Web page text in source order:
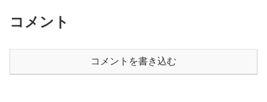
コメント
コメントを書き込む